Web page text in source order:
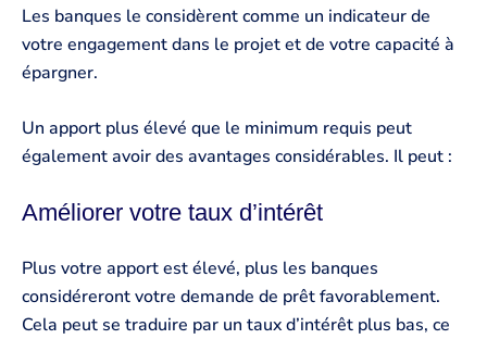
Les banques le considèrent comme un indicateur de
votre engagement dans le projet et de votre capacité à
épargner.
Un apport plus élevé que le minimum requis peut
également avoir des avantages considérables. Il peut :
Améliorer votre taux d’intérêt
Plus votre apport est élevé, plus les banques
considéreront votre demande de prêt favorablement.
Cela peut se traduire par un taux d’intérêt plus bas, ce